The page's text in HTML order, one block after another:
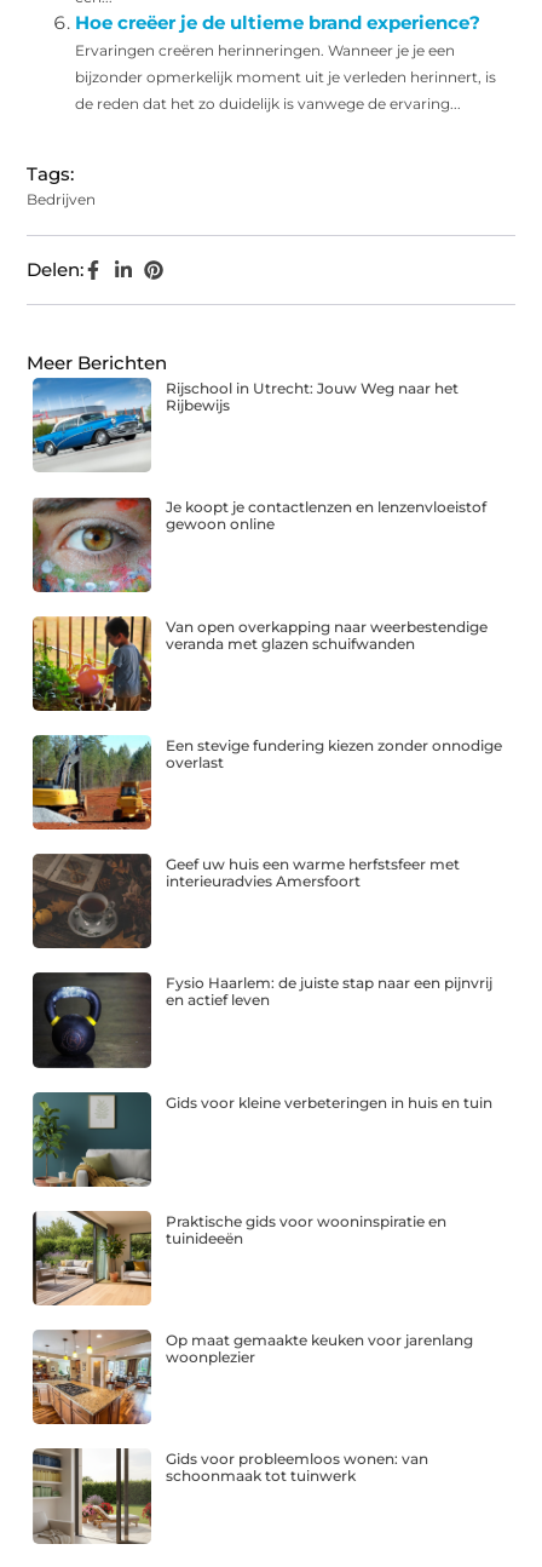
Hoe creëer je de ultieme brand experience?
Ervaringen creëren herinneringen. Wanneer je je een
bijzonder opmerkelijk moment uit je verleden herinnert, is
de reden dat het zo duidelijk is vanwege de ervaring...
Tags:
Bedrijven
Delen:
Meer Berichten
Rijschool in Utrecht: Jouw Weg naar het
Rijbewijs
Je koopt je contactlenzen en lenzenvloeistof
gewoon online
Van open overkapping naar weerbestendige
veranda met glazen schuifwanden
Een stevige fundering kiezen zonder onnodige
overlast
Geef uw huis een warme herfstsfeer met
interieuradvies Amersfoort
Fysio Haarlem: de juiste stap naar een pijnvrij
en actief leven
Gids voor kleine verbeteringen in huis en tuin
Praktische gids voor wooninspiratie en
tuinideeën
Op maat gemaakte keuken voor jarenlang
woonplezier
Gids voor probleemloos wonen: van
schoonmaak tot tuinwerk